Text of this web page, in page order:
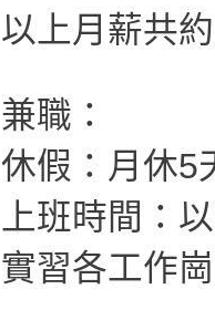
以上月薪共
兼職：
休假：月休5
上班時間：
實習各工作